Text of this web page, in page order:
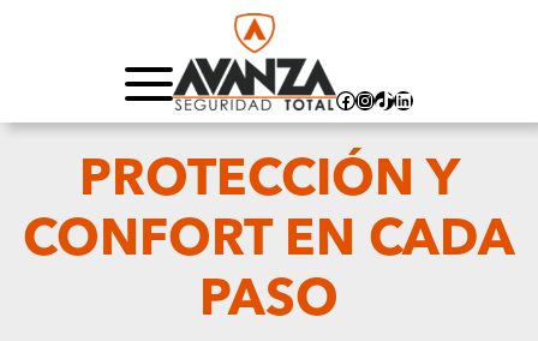
Facebook InstagramTikTok LinkedIn
PROTECCIÓN Y
CONFORT EN CADA
PASO